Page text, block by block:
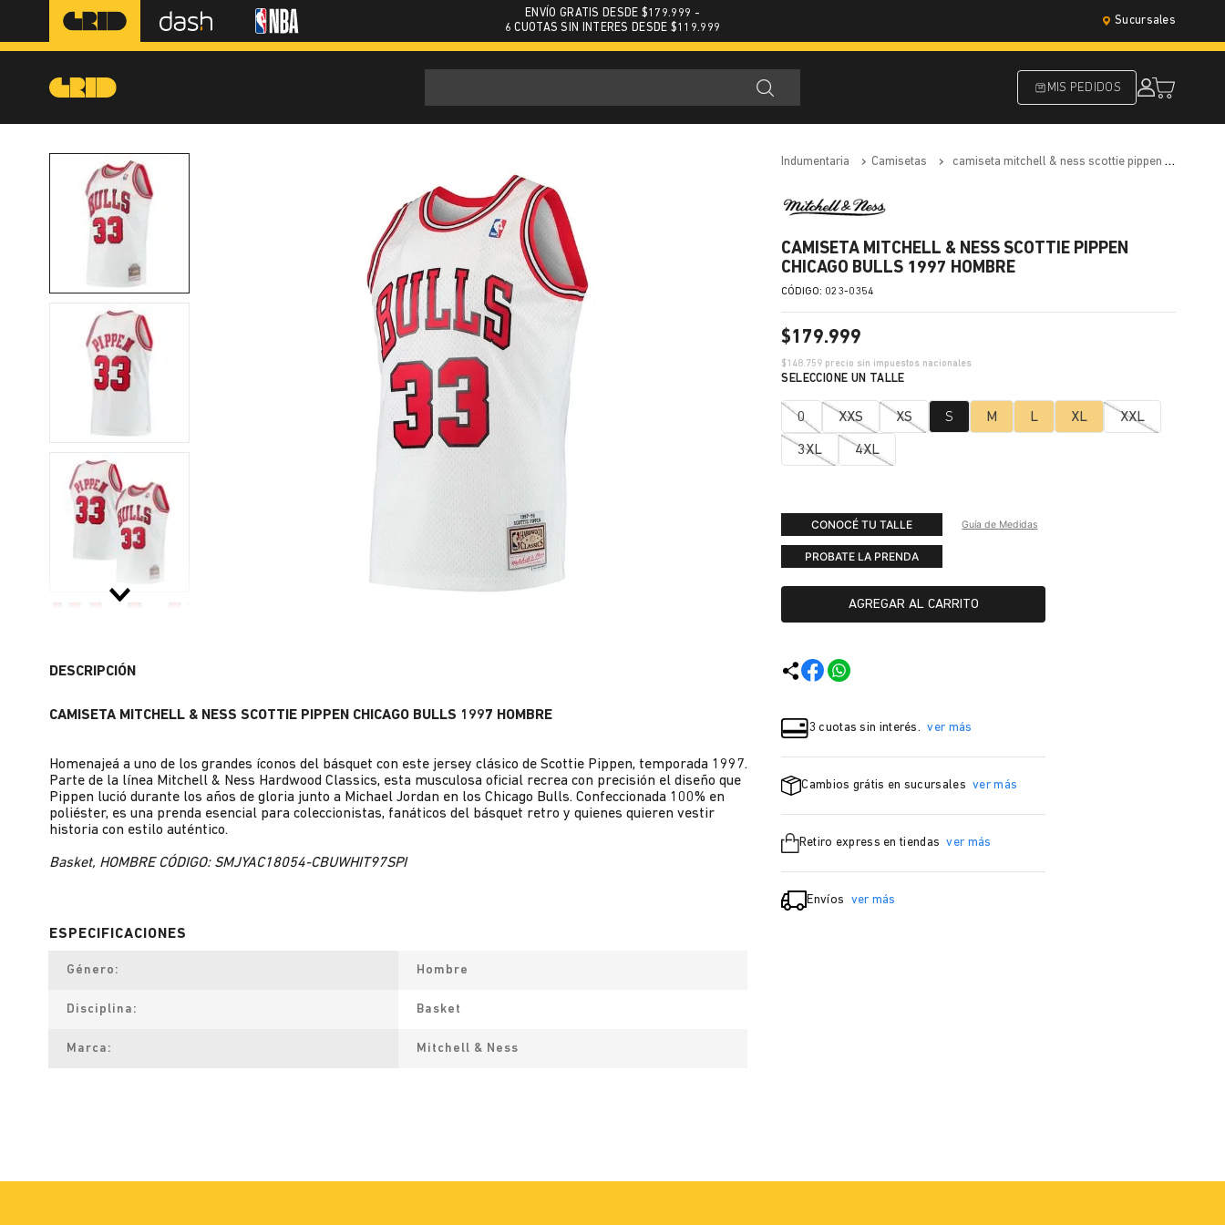
ENVÍO GRATIS DESDE $179.999 -
6 CUOTAS SIN INTERES DESDE $119.999
Sucursales
MIS PEDIDOS
DESCRIPCIÓN
CAMISETA MITCHELL & NESS SCOTTIE PIPPEN CHICAGO BULLS 1997 HOMBRE
Homenajeá a uno de los grandes íconos del básquet con este jersey clásico de Scottie Pippen, temporada 1997.
Parte de la línea Mitchell & Ness Hardwood Classics, esta musculosa oficial recrea con precisión el diseño que
Pippen lució durante los años de gloria junto a Michael Jordan en los Chicago Bulls. Confeccionada 100% en
poliéster, es una prenda esencial para coleccionistas, fanáticos del básquet retro y quienes quieren vestir
historia con estilo auténtico.
Basket, HOMBRE CÓDIGO: SMJYAC18054-CBUWHIT97SPI
Género Hombre
Disciplina Basket
Marca Mitchell & Ness
indumentaria camisetas camiseta mitchell & ness scottie pippen chicago bulls 1997 hombre
CAMISETA MITCHELL & NESS SCOTTIE PIPPEN
CHICAGO BULLS 1997 HOMBRE
: 023-0354
$179.999
$148.759 precio sin impuestos nacionales
0 XXS XS S M L XL XXL
3XL 4XL
CONOCÉ TU TALLE Guía de Medidas
PROBATE LA PRENDA
AGREGAR AL CARRITO
3 cuotas sin interés. ver más
Cambios grátis en sucursales ver más
Retiro express en tiendas ver más
Envíos ver más